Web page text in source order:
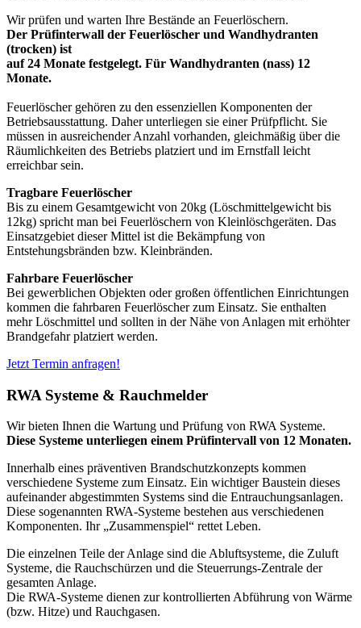
Wir prüfen und warten Ihre Bestände an Feuerlöschern.
Der Prüfinterwall der Feuerlöscher und Wandhydranten
(trocken) ist
auf 24 Monate festgelegt. Für Wandhydranten (nass) 12
Monate.
Feuerlöscher gehören zu den essenziellen Komponenten der
Betriebsausstattung. Daher unterliegen sie einer Prüfpflicht. Sie
müssen in ausreichender Anzahl vorhanden, gleichmäßig über die
Räumlichkeiten des Betriebs platziert und im Ernstfall leicht
erreichbar sein.
Tragbare Feuerlöscher
Bis zu einem Gesamtgewicht von 20kg (Löschmittelgewicht bis
12kg) spricht man bei Feuerlöschern von Kleinlöschgeräten. Das
Einsatzgebiet dieser Mittel ist die Bekämpfung von
Entstehungsbränden bzw. Kleinbränden.
Fahrbare Feuerlöscher
Bei gewerblichen Objekten oder großen öffentlichen Einrichtungen
kommen die fahrbaren Feuerlöscher zum Einsatz. Sie enthalten
mehr Löschmittel und sollten in der Nähe von Anlagen mit erhöhter
Brandgefahr platziert werden.
Jetzt Termin anfragen!
RWA Systeme & Rauchmelder
Wir bieten Ihnen die Wartung und Prüfung von RWA Systeme.
Diese Systeme unterliegen einem Prüfintervall von 12 Monaten.
Innerhalb eines präventiven Brandschutzkonzepts kommen
verschiedene Systeme zum Einsatz. Ein wichtiger Baustein dieses
aufeinander abgestimmten Systems sind die Entrauchungsanlagen.
Diese sogenannten RWA-Systeme bestehen aus verschiedenen
Komponenten. Ihr „Zusammenspiel“ rettet Leben.
Die einzelnen Teile der Anlage sind die Abluftsysteme, die Zuluft
Systeme, die Rauchschürzen und die Steuerrungs-Zentrale der
gesamten Anlage.
Die RWA-Systeme dienen zur kontrollierten Abführung von Wärme
(bzw. Hitze) und Rauchgasen.